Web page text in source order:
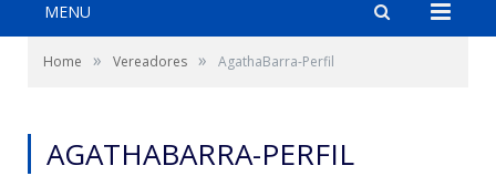
MENU
Home » Vereadores » AgathaBarra-Perfil
AGATHABARRA-PERFIL